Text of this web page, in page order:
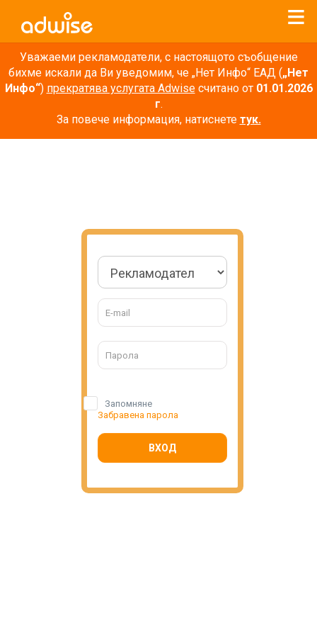
Уважаеми рекламодатели, с настоящото съобщение
бихме искали да Ви уведомим, че „Нет Инфо“ ЕАД („Нет
Инфо“) прекратява услугата Adwiseсчитано от 01.01.2026
г.
За повече информация, натиснете тук.
Запомняне
Забравена парола
ВХОД